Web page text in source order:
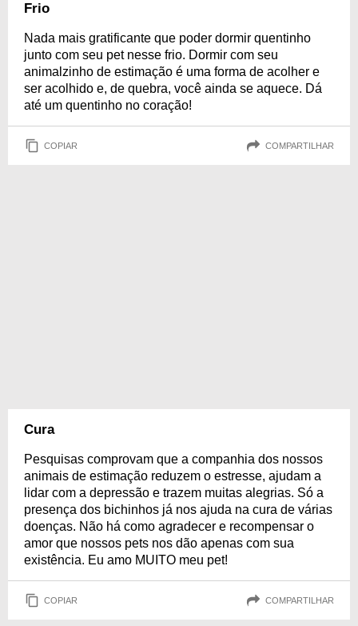
Frio
Nada mais gratificante que poder dormir quentinho
junto com seu pet nesse frio. Dormir com seu
animalzinho de estimação é uma forma de acolher e
ser acolhido e, de quebra, você ainda se aquece. Dá
até um quentinho no coração!
COPIAR COMPARTILHAR
Cura
Pesquisas comprovam que a companhia dos nossos
animais de estimação reduzem o estresse, ajudam a
lidar com a depressão e trazem muitas alegrias. Só a
presença dos bichinhos já nos ajuda na cura de várias
doenças. Não há como agradecer e recompensar o
amor que nossos pets nos dão apenas com sua
existência. Eu amo MUITO meu pet!
COPIAR COMPARTILHAR